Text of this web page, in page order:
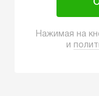
Нажимая на
и